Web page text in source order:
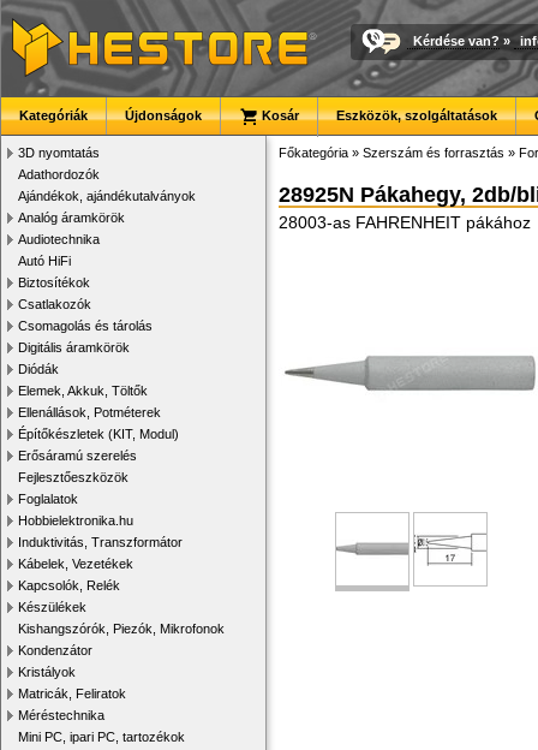
Kérdése van? »
Kategóriák Újdonságok Kosár Eszközök, szolgáltatások
3D nyomtatás
Adathordozók
Ajándékok, ajándékutalványok
Analóg áramkörök
Audiotechnika
Autó HiFi
Biztosítékok
Csatlakozók
Csomagolás és tárolás
Digitális áramkörök
Diódák
Elemek, Akkuk, Töltők
Ellenállások, Potméterek
Építőkészletek (KIT, Modul)
Erősáramú szerelés
Fejlesztőeszközök
Foglalatok
Hobbielektronika.hu
Induktivitás, Transzformátor
Kábelek, Vezetékek
Kapcsolók, Relék
Készülékek
Kishangszórók, Piezók, Mikrofonok
Kondenzátor
Kristályok
Matricák, Feliratok
Méréstechnika
Mini PC, ipari PC, tartozékok
Főkategória » Szerszám és forrasztás »
28925N Pákahegy, 2db/
28003-as FAHRENHEIT pákához